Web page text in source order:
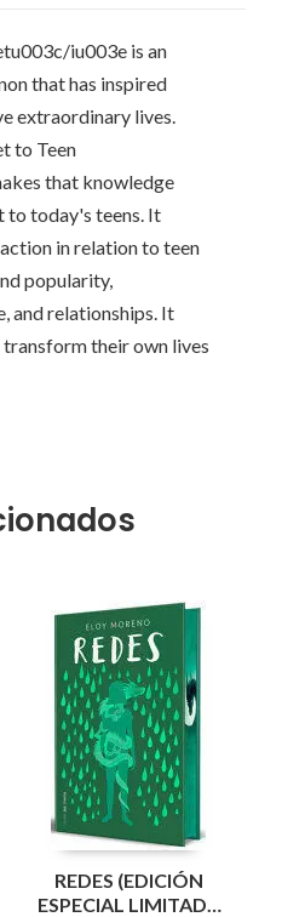
iu003e is an
that has inspired
extraordinary lives.
to Teen
that knowledge
to today's teens. It
in relation to teen
popularity,
and relationships. It
transform their own lives
REDES (EDICIÓN
ESPECIAL LIMITADA